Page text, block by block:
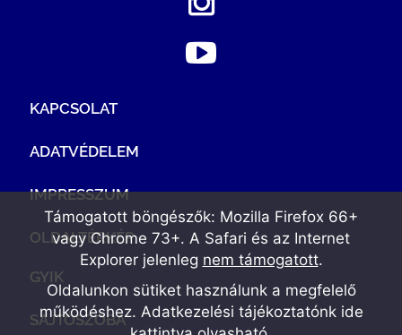
KAPCSOLAT
ADATVÉDELEM
IMPRESSZUM
OLDALTÉRKÉP
GYIK
SAJTÓSZOBA
Támogatott böngészők: Mozilla Firefox 66+
vagy Chrome 73+. A Safari és az Internet
Explorer jelenleg nem támogatott.
Oldalunkon sütiket használunk a megfelelő
működéshez. Adatkezelési tájékoztatónk ide